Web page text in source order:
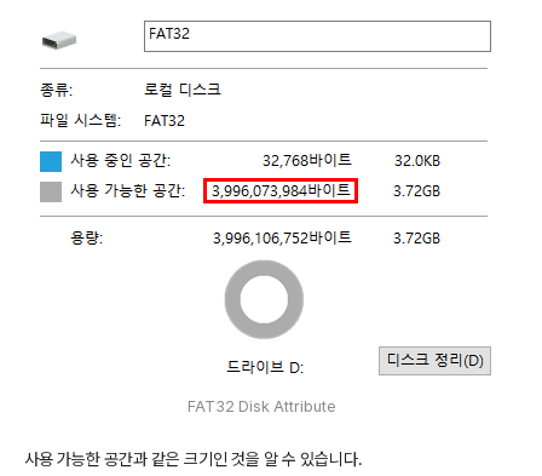
FAT32 Disk Attribute
사용 가능한 공간과 같은 크기인 것을 알 수 있습니다.